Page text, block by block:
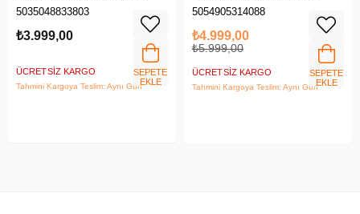
BDCHD18SC1K-QW
5035048833803
₺3.999,00
ÜCRETSIZ KARGO
Tahmini Kargoya Teslim: Aynı Gün
SEPETE
EKLE
(BEPW1300L-QS)
5054905314088
₺4.999,00
₺5.999,00
ÜCRETSIZ KARGO
Tahmini Kargoya Teslim: Aynı Gün
SEPETE
EKLE